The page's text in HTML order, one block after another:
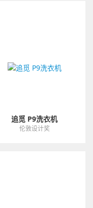
追觅 P9洗衣机
伦敦设计奖